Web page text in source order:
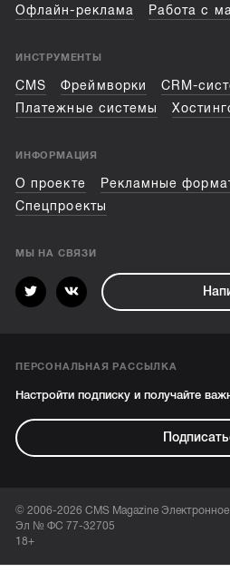
Офлайн-реклама
Работа с
ИНСТРУМЕНТЫ
CMS Фреймворки
CRM-
Платежные системы
ИНФОРМАЦИЯ
О проекте Рекламные
Спецпроекты
МЫ НА СВЯЗИ
ПЕРСОНАЛЬНАЯ РАССЫЛКА
Настройти подписку и получайте
© 2006-2026 CMS Magazine
Эл № ФС 77-32705
18+